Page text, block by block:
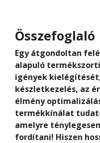
Összefoglaló
Egy átgondoltan
alapuló
igények
készletkezelés, az
élmény
termékkínálat
amelyre
fordítani! Hiszen